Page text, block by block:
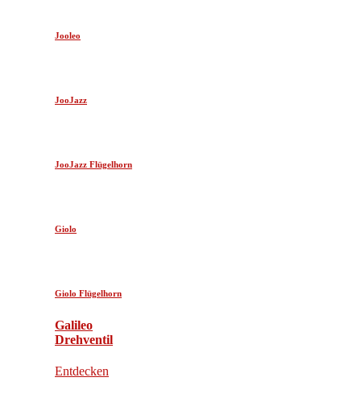
Jooleo
JooJazz
JooJazz Flügelhorn
Giolo
Giolo Flügelhorn
Galileo
Drehventil
Entdecken